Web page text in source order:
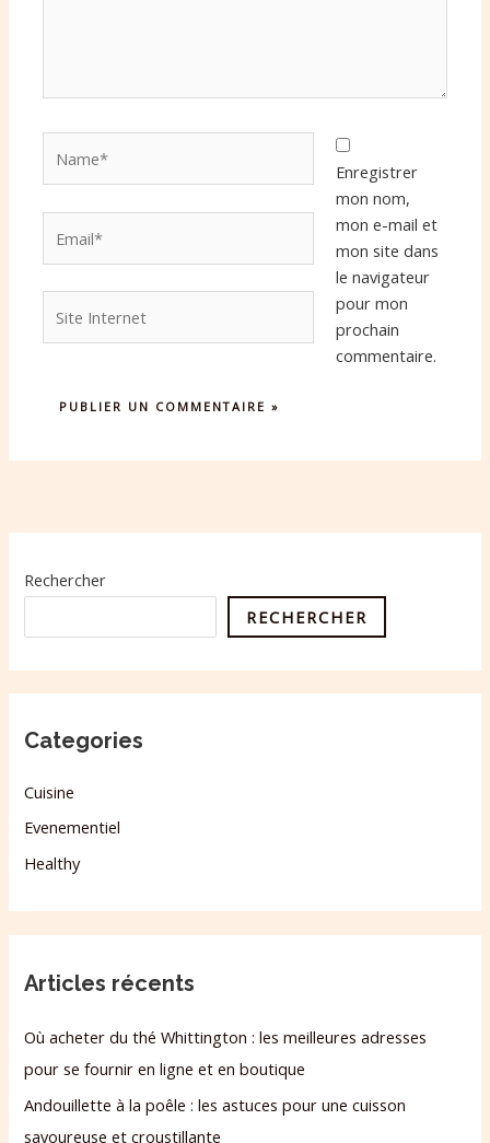
Internet
Enregistrer
mon nom,
mon e-mail et
mon site dans
le navigateur
pour mon
prochain
commentaire.
Rechercher
RECHERCHER
Categories
Cuisine
Evenementiel
Healthy
Articles récents
Où acheter du thé Whittington : les meilleures adresses
pour se fournir en ligne et en boutique
Andouillette à la poêle : les astuces pour une cuisson
savoureuse et croustillante